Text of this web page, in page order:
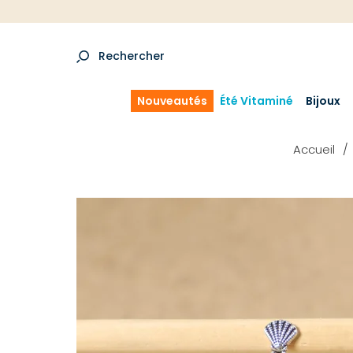
Rechercher
Nouveautés Été Vitaminé Bijoux
Accueil